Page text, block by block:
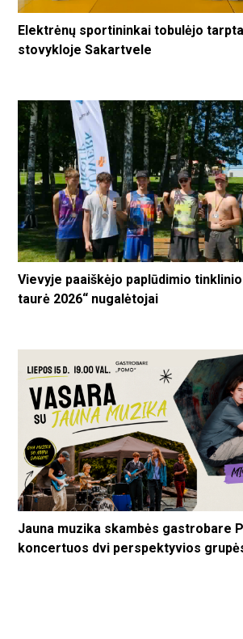
Elektrėnų sportininkai tobulėjo
stovykloje Sakartvele
Vievyje paaiškėjo paplūdimio
taurė 2026“ nugalėtojai
Jauna muzika skambės gastrobare
koncertuos dvi perspektyvios